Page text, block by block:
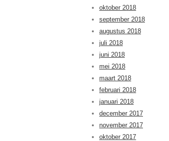
oktober 2018
september 2018
augustus 2018
juli 2018
juni 2018
mei 2018
maart 2018
februari 2018
januari 2018
december 2017
november 2017
oktober 2017